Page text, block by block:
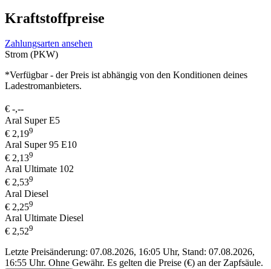
Kraftstoffpreise
Zahlungsarten ansehen
Strom (PKW)
*Verfügbar - der Preis ist abhängig von den Konditionen deines
Ladestromanbieters.
€ -,--
Aral Super E5
€ 2,199
Aral Super 95 E10
€ 2,139
Aral Ultimate 102
€ 2,539
Aral Diesel
€ 2,259
Aral Ultimate Diesel
€ 2,529
Letzte Preisänderung: 07.08.2026, 16:05 Uhr, Stand: 07.08.2026,
16:55 Uhr. Ohne Gewähr. Es gelten die Preise (€) an der Zapfsäule.